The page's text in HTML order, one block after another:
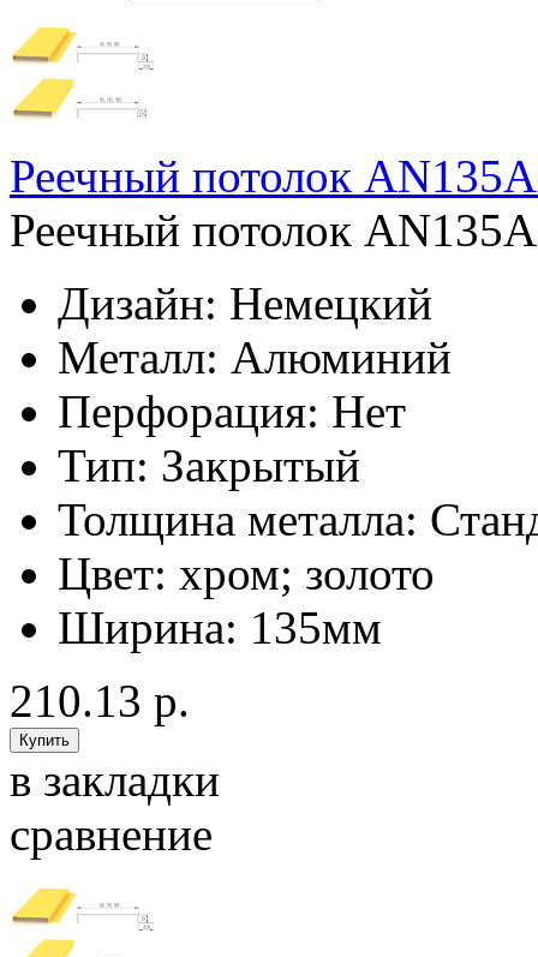
Реечный потолок
Реечный потолок
Дизайн: Немецкий
Металл: Алюминий
Перфорация: Нет
Тип: Закрытый
Толщина металла:
Цвет: хром; золото
Ширина: 135мм
210.13 р.
в закладки
сравнение